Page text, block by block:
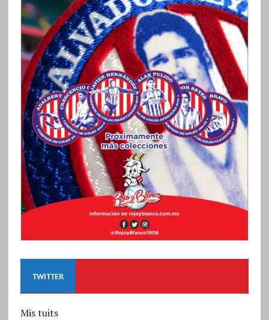
TWITTER
Mis tuits